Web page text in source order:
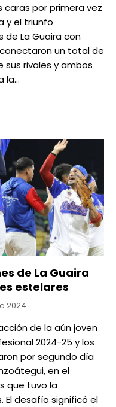
caras por primera vez
y el triunfo
de La Guaira con
un total de
sus rivales y ambos
la…
de La Guaira
estelares
2024
de la aún joven
2024-25 y los
por segundo día
en el
que tuvo la
El desafío significó el